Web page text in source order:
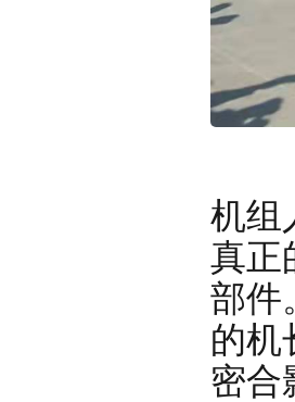
机组
真正
部件
的机
密合